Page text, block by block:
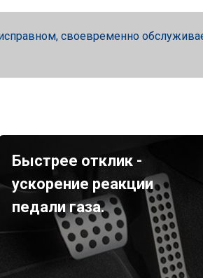
своевременно
Быстрее отклик -
ускорение реакции
педали газа.